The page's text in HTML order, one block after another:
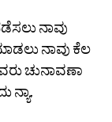
ನಾವು
ನಾವು ಕೆಲ
ಚುನಾವಣಾ
ನ್ಯಾ.